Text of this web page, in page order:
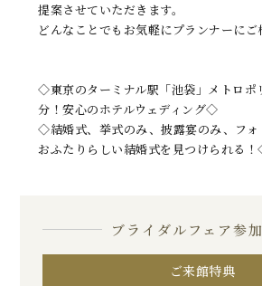
提案させていただきます。
どんなことでもお気軽にプランナーにご
◇東京のターミナル駅「池袋」メトロポ
分！安心のホテルウェディング◇
◇結婚式、挙式のみ、披露宴のみ、フォ
おふたりらしい結婚式を見つけられる
ブライダルフェア参
ご来館特典